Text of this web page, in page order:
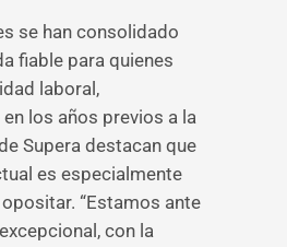
se han consolidado
fiable para quienes
laboral,
los años previos a la
Supera destacan que
es especialmente
“Estamos ante
con la